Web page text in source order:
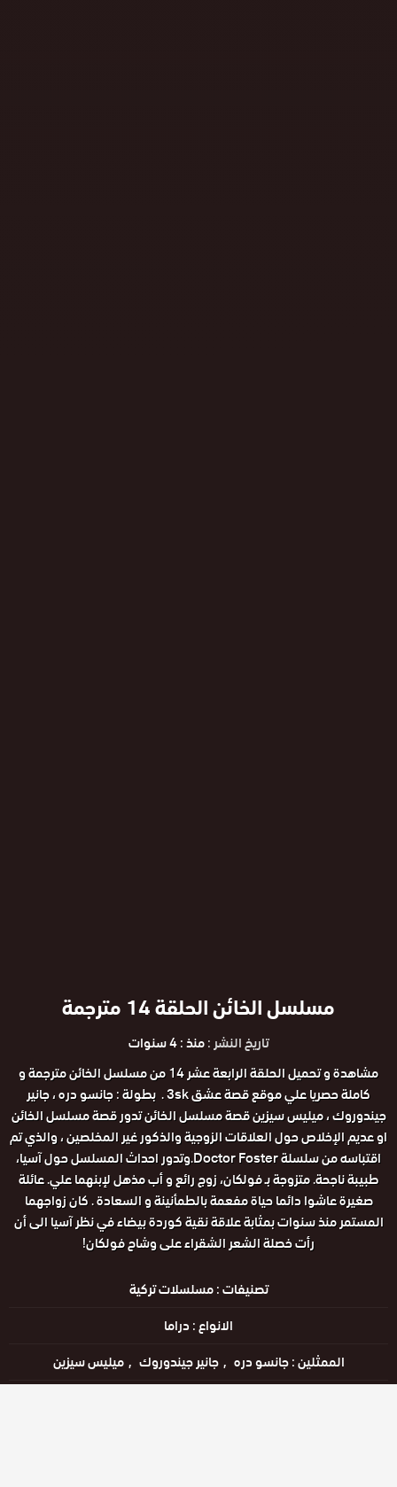
مسلسل الخائن الحلقة 14 مترجمة
تاريخ النشر :منذ : 4 سنوات
مشاهدة و تحميل الحلقة الرابعة عشر 14 من مسلسل الخائن مترجمة و
كاملة حصريا علي موقع قصة عشق 3sk . بطولة : جانسو دره ، جانير
جيندوروك ، ميليس سيزين قصة مسلسل الخائن تدور قصة مسلسل الخائن
او عديم الإخلاص حول العلاقات الزوجية والذكور غير المخلصين ، والذي تم
اقتباسه من سلسلة Doctor Foster.وتدور احداث المسلسل حول آسيا،
طبيبة ناجحة. متزوجة بـ فولكان، زوج رائع و أب مذهل لإبنهما علي. عائلة
صغيرة عاشوا دائما حياة مفعمة بالطمأنينة و السعادة . كان زواجهما
المستمر منذ سنوات بمثابة علاقة نقية كوردة بيضاء في نظر آسيا الى أن
رأت خصلة الشعر الشقراء على وشاح فولكان!
تصنيفات :مسلسلات تركية
الانواع :دراما
الممثلين :جانسو دره جانير جيندوروك
ميليس سيزين